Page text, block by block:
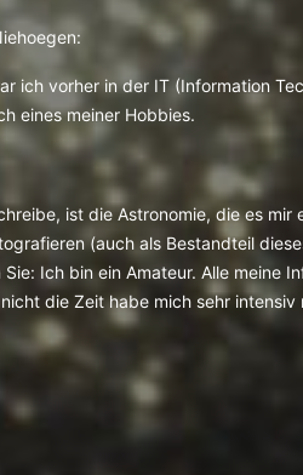
ich vorher in der IT (Information
eines meiner Hobbies.
ist die Astronomie, die es
(auch als Bestandteil
Ich bin ein Amateur. Alle meine
die Zeit habe mich sehr